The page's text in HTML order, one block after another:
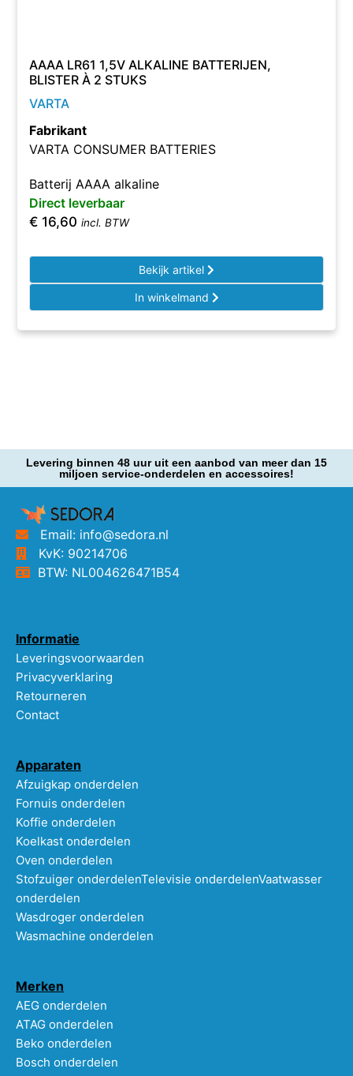
AAAA LR61 1,5V ALKALINE BATTERIJEN,
BLISTER À 2 STUKS
VARTA
Fabrikant
VARTA CONSUMER BATTERIES
Batterij AAAA alkaline
Direct leverbaar
€ 16,60 incl. BTW
Bekijk artikel
In winkelmand
Levering binnen 48 uur uit een aanbod van meer dan 15
miljoen service-onderdelen en accessoires!
Email: info@sedora.nl
KvK: 90214706
BTW: NL004626471B54
Informatie
Leveringsvoorwaarden
Privacyverklaring
Retourneren
Contact
Apparaten
Afzuigkap onderdelen
Fornuis onderdelen
Koffie onderdelen
Koelkast onderdelen
Oven onderdelen
Stofzuiger onderdelenTelevisie onderdelenVaatwasser
onderdelen
Wasdroger onderdelen
Wasmachine onderdelen
Merken
AEG onderdelen
ATAG onderdelen
Beko onderdelen
Bosch onderdelen